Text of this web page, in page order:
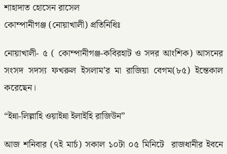
শাহাদাত হোসেন রাসেল
কোম্পানীগঞ্জ (নোয়াখালী) প্রতিনিধিঃ
নোয়াখালী- ৫ ( কোম্পানীগঞ্জ-কবিরহাট ও সদর আংশিক) আসনের
সংসদ সদস্য ফখরুল ইসলাম’র মা রাজিয়া বেগম(৮৫) ইন্তেকাল
করেছেন।
“ইন্না-লিল্লাহি ওয়াইন্না ইলাইহি রাজিউন”
আজ শনিবার (৭ই মার্চ) সকাল ১০টা ০৫ মিনিটে রাজধানীর ইবনে